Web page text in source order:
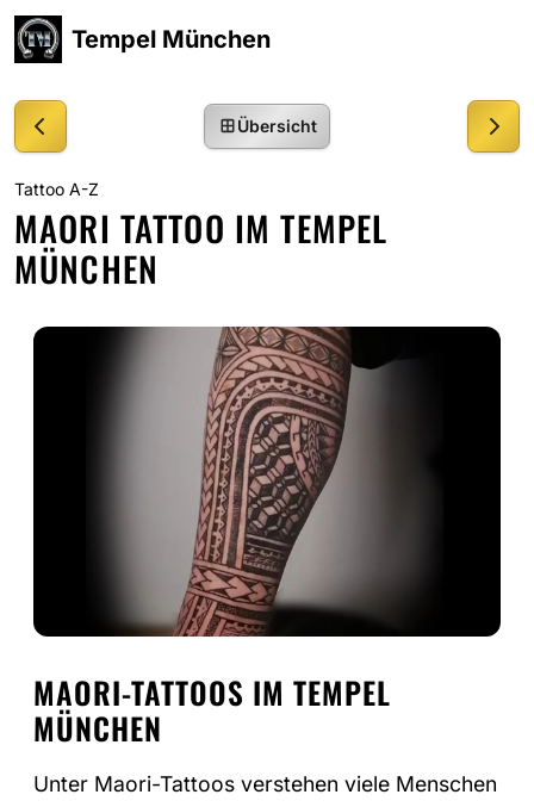
Tempel München
VORHERIGER EINTRAG
Laser oder Lebenslänglich
Übersicht NÄCHSTER EINTRAG
Matritze
Tattoo A-Z
MAORI TATTOO IM TEMPEL
MÜNCHEN
MAORI-TATTOOS IM TEMPEL
MÜNCHEN
Unter Maori-Tattoos verstehen viele Menschen